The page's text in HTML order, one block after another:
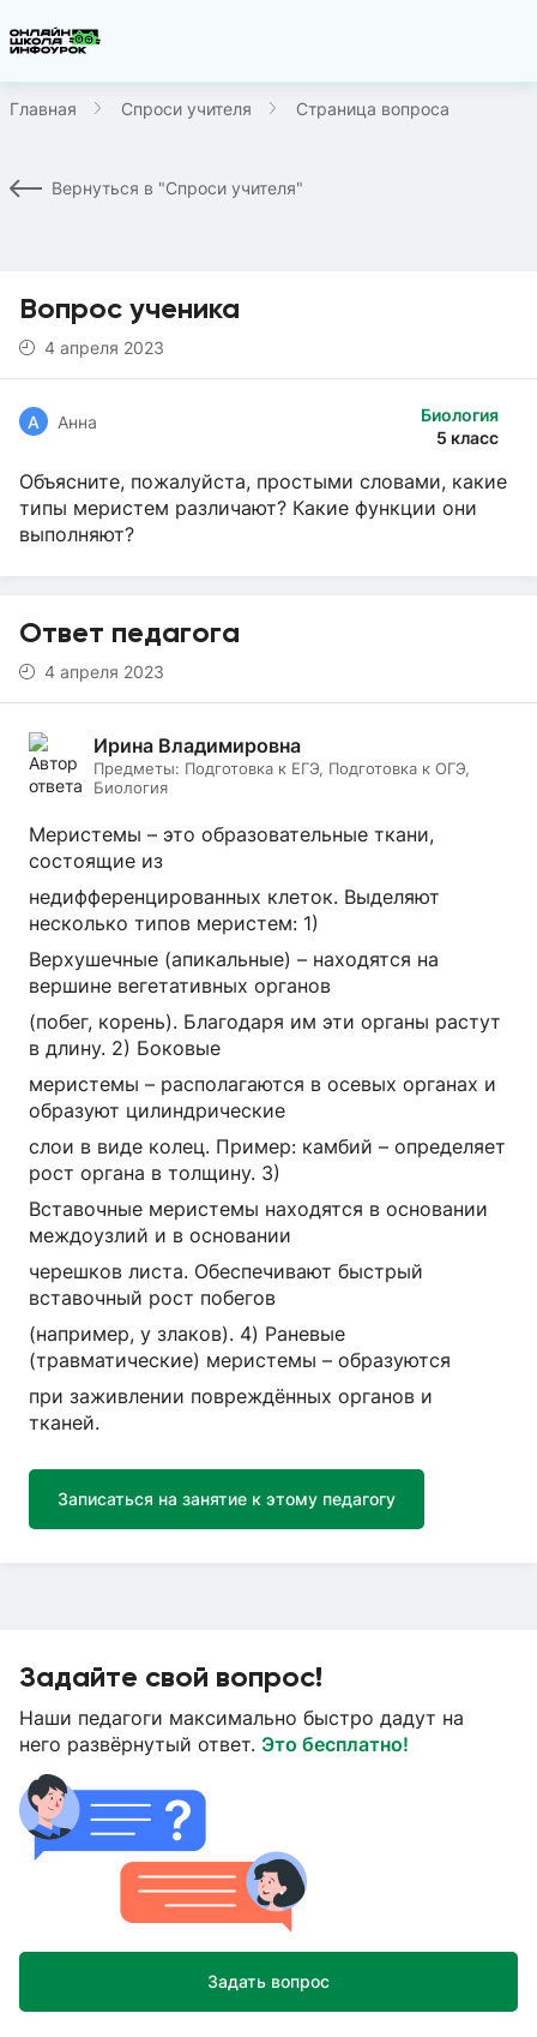
Главная Спроси учителя Страница вопроса
Вернуться в "Спроси учителя"
Вопрос ученика
4 апреля 2023
Биология
5 класс
А Анна
Объясните, пожалуйста, простыми словами, какие
типы меристем различают? Какие функции они
выполняют?
Ответ педагога
4 апреля 2023
Ирина Владимировна
Предметы: Подготовка к ЕГЭ, Подготовка к ОГЭ,
Биология
Меристемы – это образовательные ткани,
состоящие из
недифференцированных клеток. Выделяют
несколько типов меристем: 1)
Верхушечные (апикальные) – находятся на
вершине вегетативных органов
(побег, корень). Благодаря им эти органы растут
в длину. 2) Боковые
меристемы – располагаются в осевых органах и
образуют цилиндрические
слои в виде колец. Пример: камбий – определяет
рост органа в толщину. 3)
Вставочные меристемы находятся в основании
междоузлий и в основании
черешков листа. Обеспечивают быстрый
вставочный рост побегов
(например, у злаков). 4) Раневые
(травматические) меристемы – образуются
при заживлении повреждённых органов и
тканей.
Записаться на занятие к этому педагогу
Задайте свой вопрос!
Наши педагоги максимально быстро дадут на
него развёрнутый ответ. Это бесплатно!
Задать вопрос